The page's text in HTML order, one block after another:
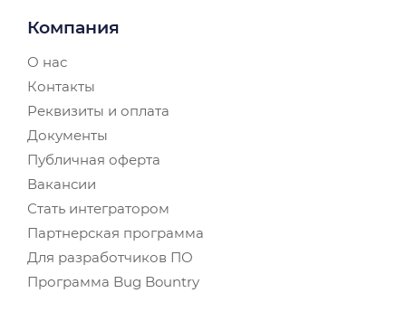
Компания
О нас
Контакты
Реквизиты и оплата
Документы
Публичная оферта
Вакансии
Стать интегратором
Партнерская программа
Для разработчиков ПО
Программа Bug Bountry